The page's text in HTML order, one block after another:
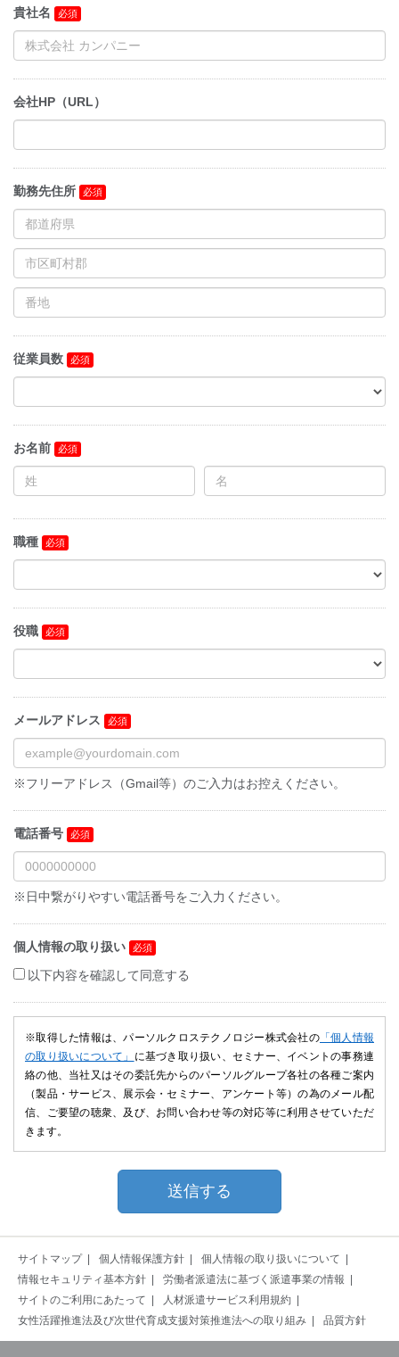
貴社名
会社HP（URL）
勤務先住所
従業員数
お名前
職種
役職
メールアドレス
※フリーアドレス（Gmail等）のご入力はお控えください。
電話番号
※日中繋がりやすい電話番号をご入力ください。
個人情報の取り扱い
以下内容を確認して同意する
※取得した情報は、パーソルクロステクノロジー株式会社の「個人情報
の取り扱いについて」
に基づき取り扱い、セミナー、イベントの事務連
絡の他、当社又はその委託先からのパーソルグループ各社の各種ご案内
（製品・サービス、展示会・セミナー、アンケート等）の為のメール配
信、ご要望の聴衆、及び、お問い合わせ等の対応等に利用させていただ
きます。
サイトマップ 個人情報保護方針
個人情報の取り扱いについて
情報セキュリティ基本方針
労働者派遣法に基づく派遣事業の情報
サイトのご利用にあたって
人材派遣サービス利用規約
女性活躍推進法及び次世代育成支援対策推進法への取り組み
品質方針